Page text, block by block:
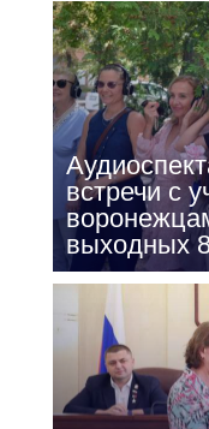
встречи с
выходных